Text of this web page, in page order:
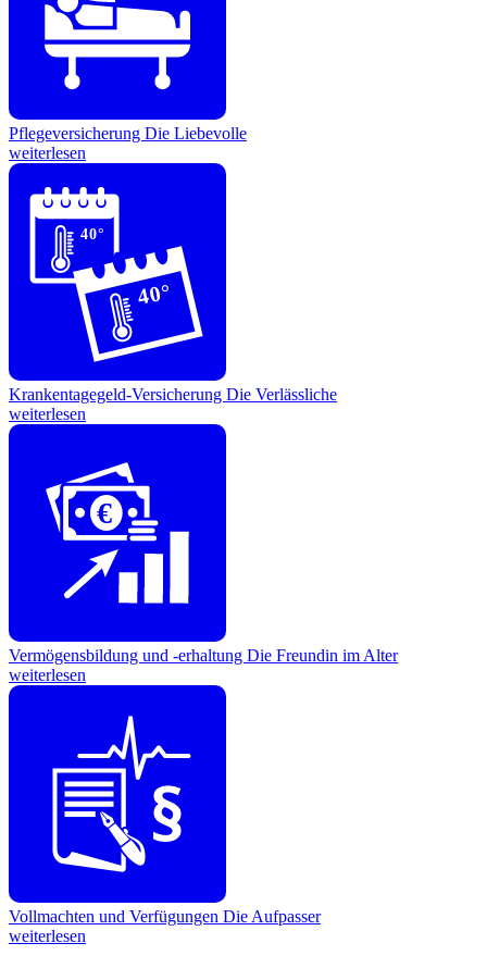
Pflegeversicherung Die Liebevolle
weiterlesen
40°
40°
Krankentagegeld-Versicherung Die Verlässliche
weiterlesen
€
Vermögensbildung und -erhaltung Die Freundin im Alter
weiterlesen
Vollmachten und Verfügungen Die Aufpasser
weiterlesen